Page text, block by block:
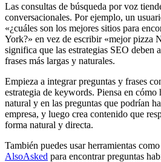
Las consultas de búsqueda por voz
conversacionales. Por ejemplo, un
«¿cuáles son los mejores sitios para
York?» en vez de escribir «mejor pizza
significa que las estrategias SEO deben
frases más largas y naturales.
Empieza a integrar preguntas y frases
estrategia de keywords. Piensa en cómo
natural y en las preguntas que podrían
empresa, y luego crea contenido que
forma natural y directa.
También puedes usar herramientas como
AlsoAsked para encontrar preguntas